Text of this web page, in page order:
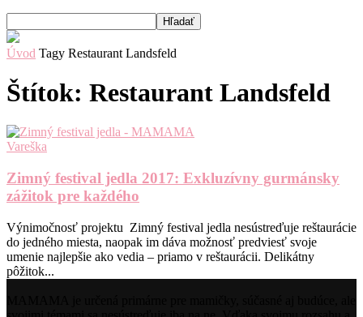
Úvod Tagy Restaurant Landsfeld
Štítok: Restaurant Landsfeld
Vareška
Zimný festival jedla 2017: Exkluzívny gurmánsky
zážitok pre každého
Výnimočnosť projektu Zimný festival jedla nesústreďuje reštaurácie
do jedného miesta, naopak im dáva možnosť predviesť svoje
umenie najlepšie ako vedia – priamo v reštaurácii. Delikátny
pôžitok...